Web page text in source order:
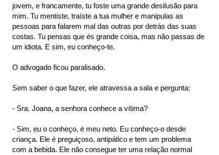
jovem, e francamente, tu foste uma grande desilusão para
mim. Tu mentiste, traíste a tua mulher e manipulas as
pessoas para falarem mal das outras por detrás das suas
costas. Tu pensas que és grande coisa, mas não passas de
um idiota. E sim, eu conheço-te.
O advogado ficou paralisado.
Sem saber o que fazer, ele atravessa a sala e pergunta:
- Sra. Joana, a senhora conhece a vítima?
- Sim, eu o conheço, é meu neto. Eu conheço-o desde
criança. Ele é preguiçoso, antipático e tem um problema
com a bebida. Ele não consegue ter uma relação normal